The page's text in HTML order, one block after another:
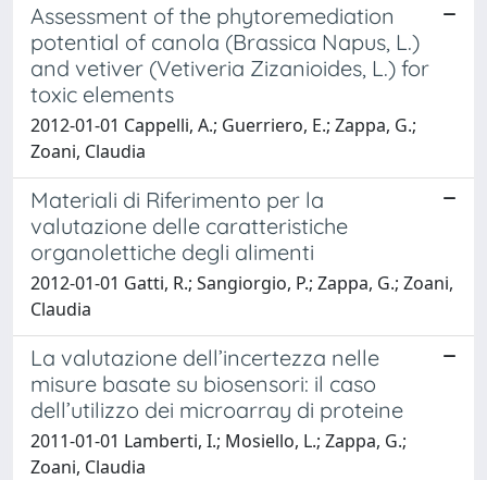
Assessment of the phytoremediation
potential of canola (Brassica Napus, L.)
and vetiver (Vetiveria Zizanioides, L.) for
toxic elements
2012-01-01 Cappelli, A.; Guerriero, E.; Zappa, G.;
Zoani, Claudia
Materiali di Riferimento per la
valutazione delle caratteristiche
organolettiche degli alimenti
2012-01-01 Gatti, R.; Sangiorgio, P.; Zappa, G.; Zoani,
Claudia
La valutazione dell’incertezza nelle
misure basate su biosensori: il caso
dell’utilizzo dei microarray di proteine
2011-01-01 Lamberti, I.; Mosiello, L.; Zappa, G.;
Zoani, Claudia